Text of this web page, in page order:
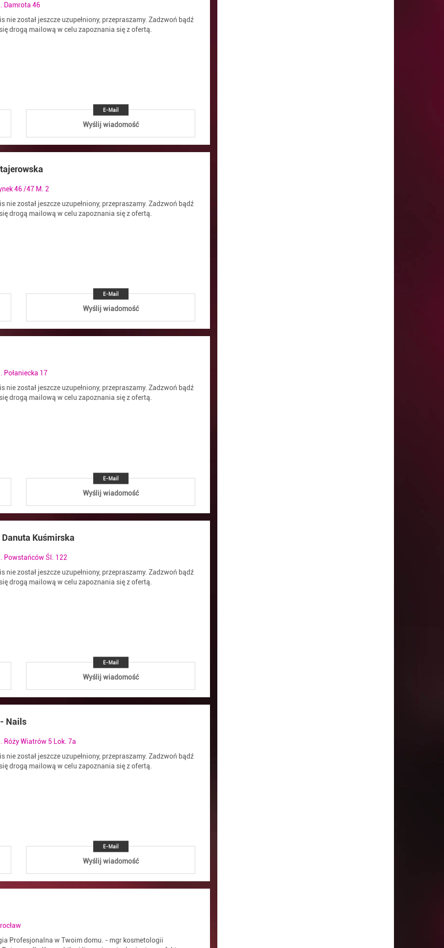
Damrota 46
nie został jeszcze uzupełniony, przepraszamy. Zadzwoń bądź
drogą mailową w celu zapoznania się z ofertą.
E-Mail
Wyślij wiadomość
46 /47 M. 2
nie został jeszcze uzupełniony, przepraszamy. Zadzwoń bądź
drogą mailową w celu zapoznania się z ofertą.
E-Mail
Wyślij wiadomość
Połaniecka 17
nie został jeszcze uzupełniony, przepraszamy. Zadzwoń bądź
drogą mailową w celu zapoznania się z ofertą.
E-Mail
Wyślij wiadomość
Kuśmirska
Powstańców Śl. 122
nie został jeszcze uzupełniony, przepraszamy. Zadzwoń bądź
drogą mailową w celu zapoznania się z ofertą.
E-Mail
Wyślij wiadomość
Nails
Róży Wiatrów 5 Lok. 7a
nie został jeszcze uzupełniony, przepraszamy. Zadzwoń bądź
drogą mailową w celu zapoznania się z ofertą.
E-Mail
Wyślij wiadomość
Profesjonalna w Twoim domu. - mgr kosmetologii